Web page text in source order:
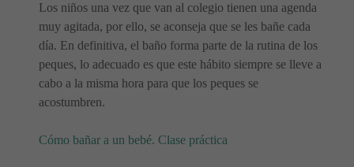
Los niños una vez que van al colegio tienen una agenda
muy agitada, por ello, se aconseja que se les bañe cada
día. En definitiva, el baño forma parte de la rutina de los
peques, lo adecuado es que este hábito siempre se lleve a
cabo a la misma hora para que los peques se
acostumbren.
Cómo bañar a un bebé. Clase práctica